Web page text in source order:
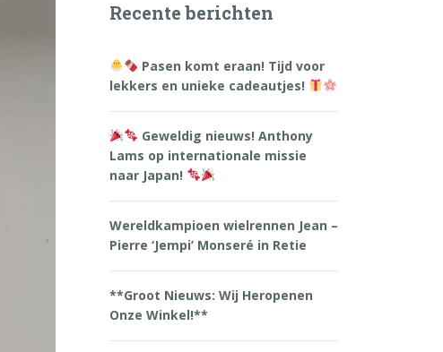
Recente berichten
Pasen komt eraan! Tijd voor
lekkers en unieke cadeautjes!
Geweldig nieuws! Anthony
Lams op internationale missie
naar Japan!
Wereldkampioen wielrennen Jean –
Pierre ‘Jempi’ Monseré in Retie
**Groot Nieuws: Wij Heropenen
Onze Winkel!**